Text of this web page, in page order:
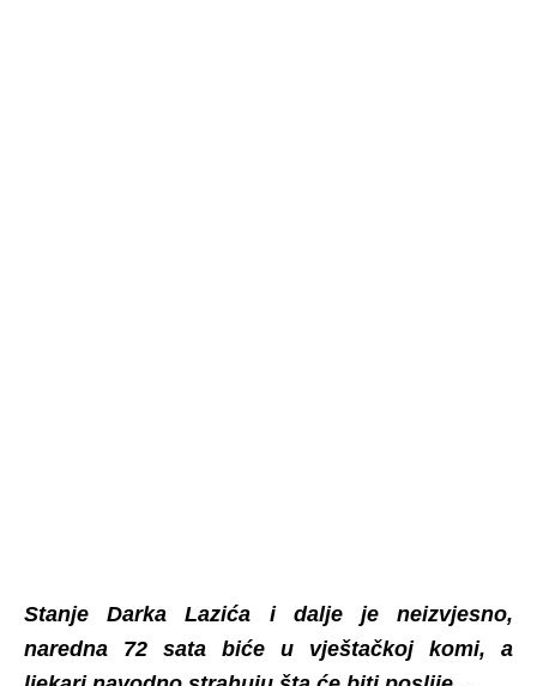
Stanje Darka Lazića i dalje je neizvjesno,
naredna 72 sata biće u vještačkoj komi, a